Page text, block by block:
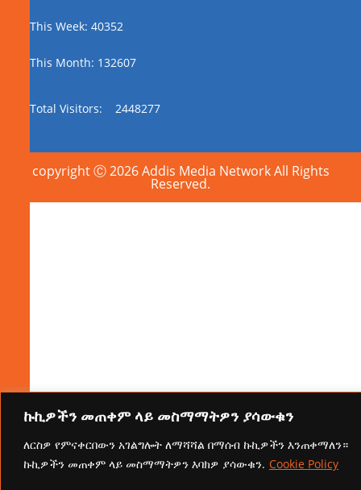
ኩኪዎችን መጠቀም ላይ መስማማትዎን ያሳውቁን
ለርስዎ የምናቀርበውን አገልግሎት ለማሻሻል በማሰብ ኩኪዎችን እንጠቀማለን።
ኩኪዎችን መጠቀም ላይ መስማማትዎን እባክዎ ያሳውቁን. Cookie Policy
This Week: 40352
This Month: 132607
Total Visitors: 2448277
copyright Ⓒ 2026 Addis Media Network All Rights
Reserved.